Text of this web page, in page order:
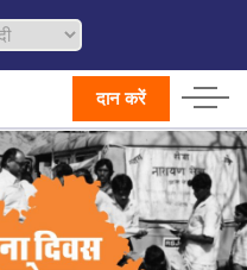
दान करें